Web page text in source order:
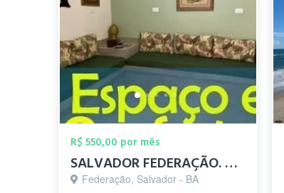
R$ 550,00 por mês
SALVADOR FEDERAÇÃO. VAGAS COMPARTILHADA
Federação, Salvador - BA